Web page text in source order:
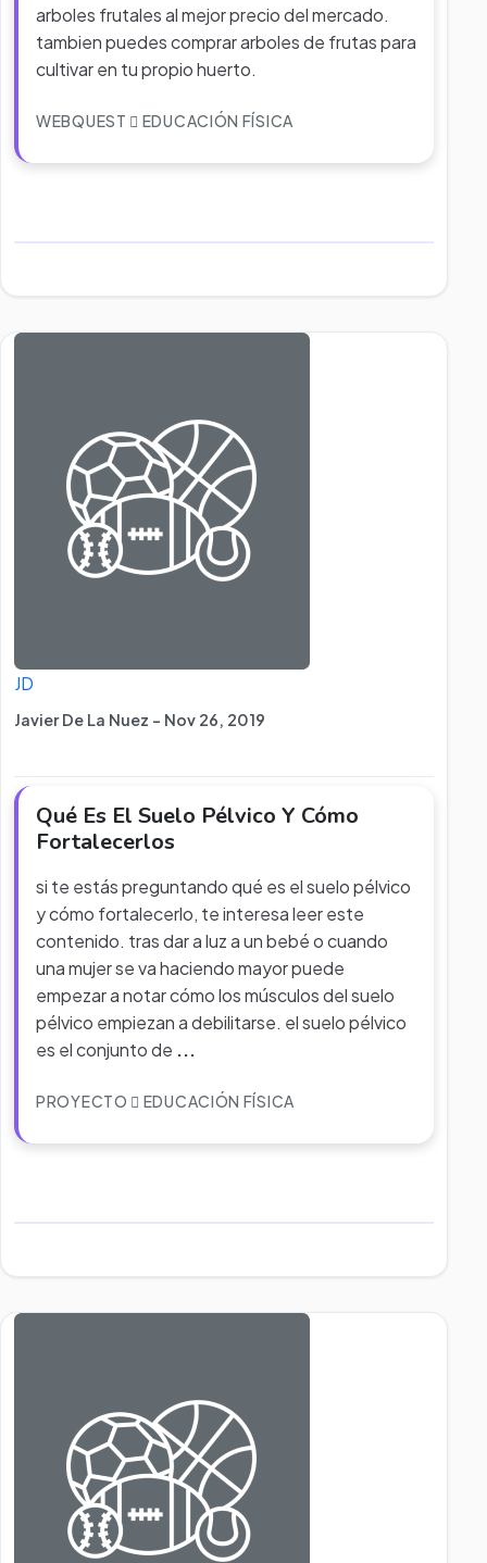
arboles frutales al mejor precio del mercado.
tambien puedes comprar arboles de frutas para
cultivar en tu propio huerto.
WEBQUEST EDUCACIÓN FÍSICA
JD
Javier De La Nuez - Nov 26, 2019
Qué Es El Suelo Pélvico Y Cómo
Fortalecerlos
si te estás preguntando qué es el suelo pélvico
y cómo fortalecerlo, te interesa leer este
contenido. tras dar a luz a un bebé o cuando
una mujer se va haciendo mayor puede
empezar a notar cómo los músculos del suelo
pélvico empiezan a debilitarse. el suelo pélvico
es el conjunto de ...
PROYECTO EDUCACIÓN FÍSICA